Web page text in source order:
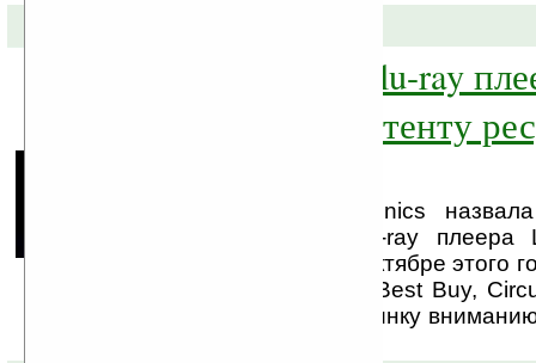
LG BD300 — Blu-ray
доступом к контенту
Компания LG Electronics
продаж сетевого Blu-ray
поставки начнутся в октябре этого
розничные компании Best Buy,
Shops предложат новинку